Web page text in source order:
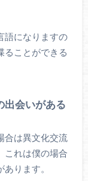
語になりますの
ることができる
出会いがある
合は異文化交流
これは僕の場合
ります。